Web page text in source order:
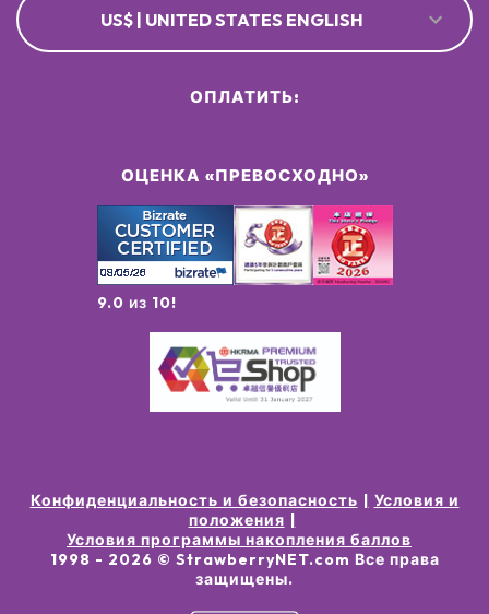
US$ | UNITED STATES ENGLISH
ОЦЕНКА «ПРЕВОСХОДНО»
9.0 из 10!
ОПЛАТИТЬ:
Конфиденциальность и безопасность
Условия и
положения
Условия программы накопления баллов
1998 - 2026 © StrawberryNET.com Все права
защищены.